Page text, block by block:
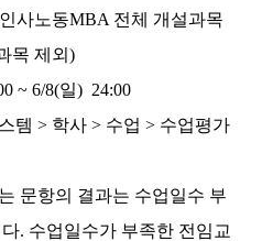
사노동MBA 전체 개설과목
목 제외)
~ 6/8(일) 24:00
템 > 학사 > 수업 > 수업평가
문항의 결과는 수업일수 부
. 수업일수가 부족한 전임교